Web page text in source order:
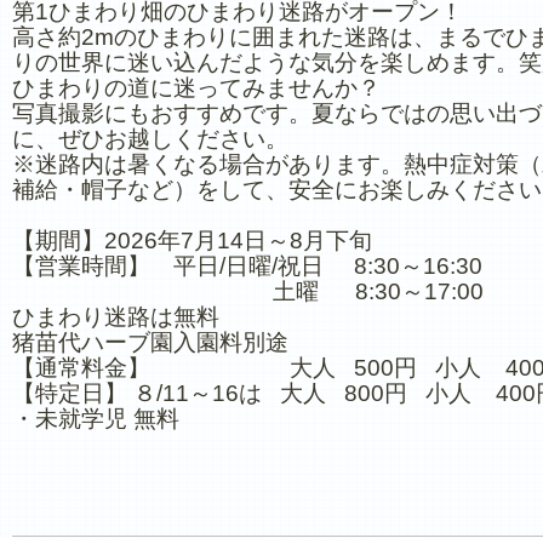
第1ひまわり畑のひまわり迷路がオープン！
高さ約2mのひまわりに囲まれた迷路は、まるでひ
りの世界に迷い込んだような気分を楽しめます。
ひまわりの道に迷ってみませんか？
写真撮影にもおすすめです。夏ならではの思い出
に、ぜひお越しください。
※迷路内は暑くなる場合があります。熱中症対策
補給・帽子など）をして、安全にお楽しみくださ
【期間】2026年7月14日～8月下旬
【営業時間】 平日/日曜/祝日 8:30～16:30
土曜 8:30～17:00
ひまわり迷路は無料
猪苗代ハーブ園入園料別途
【通常料金】 大人 500円 小人 400
【特定日】 ８/11～16は 大人 800円 小人 400
・未就学児 無料